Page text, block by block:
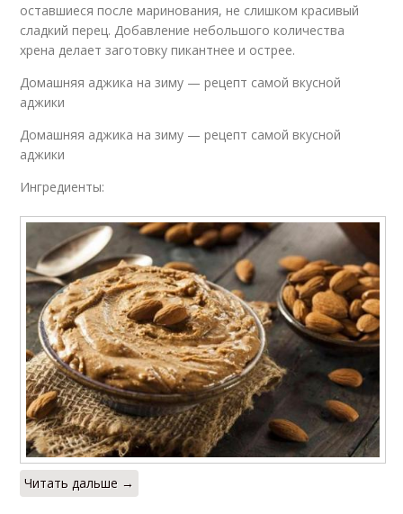
оставшиеся после маринования, не слишком красивый
сладкий перец. Добавление небольшого количества
хрена делает заготовку пикантнее и острее.
Домашняя аджика на зиму — рецепт самой вкусной
аджики
Домашняя аджика на зиму — рецепт самой вкусной
аджики
Ингредиенты:
Читать дальше →